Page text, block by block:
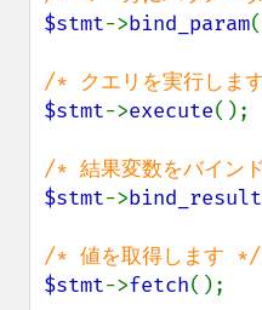
$stmt->bind_param(
$stmt->execute();
$stmt->bind_result
$stmt->fetch();